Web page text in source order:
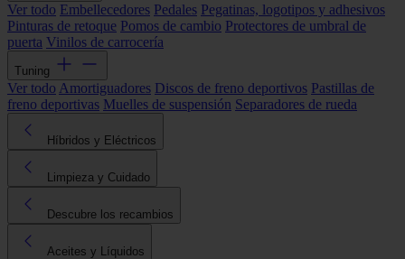
Ver todo Embellecedores Pedales Pegatinas, logotipos y adhesivos
Pinturas de retoque Pomos de cambio Protectores de umbral de
puerta Vinilos de carrocería
Tuning
Ver todo Amortiguadores Discos de freno deportivos Pastillas de
freno deportivas Muelles de suspensión Separadores de rueda
Híbridos y Eléctricos
Limpieza y Cuidado
Descubre los recambios
Aceites y Líquidos